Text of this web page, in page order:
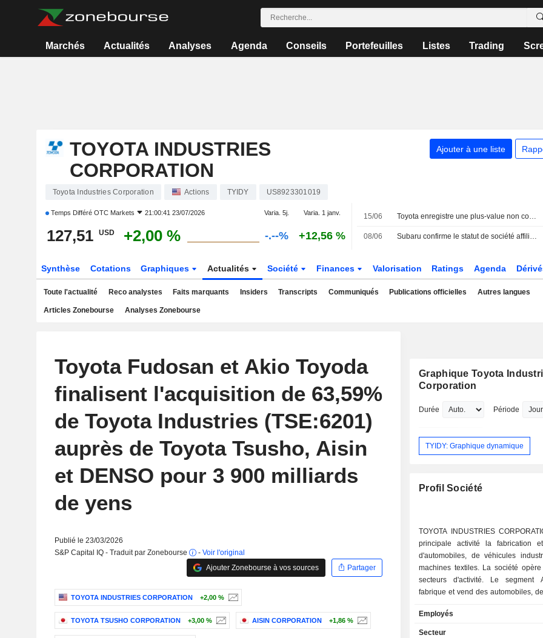
Marchés Actualités Analyses Agenda Conseils Portefeuilles Listes Trading
TOYOTA INDUSTRIES
CORPORATION
Ajouter à une liste
Toyota Industries Corporation Actions TYIDY US8923301019
Temps Différé OTC Markets 21:00:41 23/07/2026 Varia. 5j. Varia. 1 janv.
127,51 USD +2,00 % -.--% +12,56 %
15/06 Toyota enregistre une plus-value non consolidée de 1 200 milliards de yens suite à la cession de sa participation dans Toyota Industries
08/06 Subaru confirme le statut de société affiliée de Toyota avec 21,5% de droits de vote
Synthèse Cotations Graphiques Actualités Société Finances Valorisation Ratings Agenda
Toute l'actualité Reco analystes Faits marquants Insiders Transcripts Communiqués Publications officielles Autres langues
Articles Zonebourse Analyses Zonebourse
Toyota Fudosan et Akio Toyoda
finalisent l'acquisition de 63,59%
de Toyota Industries (TSE:6201)
auprès de Toyota Tsusho, Aisin
et DENSO pour 3 900 milliards
de yens
Publié le 23/03/2026
S&P Capital IQ - Traduit par Zonebourse
- Voir l'original
Ajouter Zonebourse à vos sources
Partager
TOYOTA INDUSTRIES CORPORATION +2,00 %
TOYOTA TSUSHO CORPORATION +3,00 % AISIN CORPORATION +1,86 %
Graphique Toyota
Corporation
Durée Période
TYIDY: Graphique dynamique
Profil Société
TOYOTA INDUSTRIES
principale activité la fabrication
d'automobiles, de véhicules
machines textiles. La société
secteurs d'activité. Le segment
fabrique et vend des automobiles,
automobiles et des équipements
entre autres. Le segment des
Employés
Secteur